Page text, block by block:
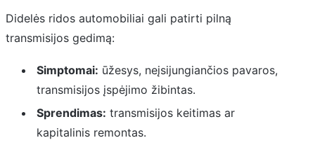
Didelės ridos automobiliai gali patirti pilną
transmisijos gedimą:
Simptomai: ūžesys, neįsijungiančios pavaros,
transmisijos įspėjimo žibintas.
Sprendimas: transmisijos keitimas ar
kapitalinis remontas.